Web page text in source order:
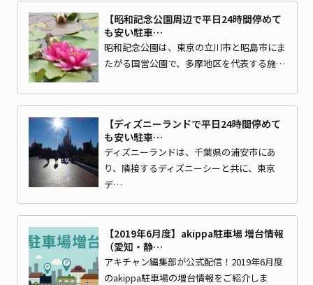
【昭和記念公園周辺で平日24時間停めて
も安い駐車…
昭和記念公園は、東京の立川市と昭島市にま
たがる国営公園で、多摩地区を代表する施…
【ディズニーランドで平日24時間停めて
も安い駐車…
ディズニーランドは、千葉県の浦安市にあ
り、隣接するディズニーシーと共に、東京
デ…
【2019年6月度】akippa駐車場 増台情報
（愛知・静…
アキチャン編集部が公式配信！2019年6月度
のakippa駐車場の増台情報をご紹介しま